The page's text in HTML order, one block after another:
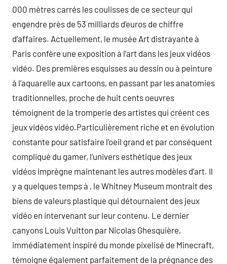
000 mètres carrés les coulisses de ce secteur qui
engendre près de 53 milliards d’euros de chiffre
d’affaires. Actuellement, le musée Art distrayante à
Paris confère une exposition à l’art dans les jeux vidéos
vidéo. Des premières esquisses au dessin ou à peinture
à l’aquarelle aux cartoons, en passant par les anatomies
traditionnelles, proche de huit cents oeuvres
témoignent de la tromperie des artistes qui créent ces
jeux vidéos vidéo.Particulièrement riche et en évolution
constante pour satisfaire l’oeil grand et par conséquent
compliqué du gamer, l’univers esthétique des jeux
vidéos imprègne maintenant les autres modèles d’art. Il
y a quelques temps à , le Whitney Museum montrait des
biens de valeurs plastique qui détournaient des jeux
vidéo en intervenant sur leur contenu. Le dernier
canyons Louis Vuitton par Nicolas Ghesquière,
immédiatement inspiré du monde pixelisé de Minecraft,
témoigne également parfaitement de la prégnance des